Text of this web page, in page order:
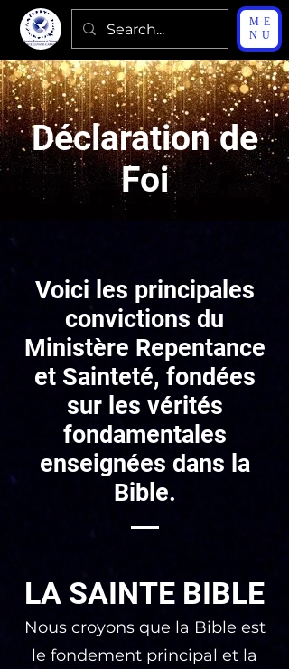
ME
NU
Déclaration de
Foi
Voici les principales
convictions du
Ministère Repentance
et Sainteté, fondées
sur les vérités
fondamentales
enseignées dans la
Bible.
LA SAINTE BIBLE
Nous croyons que la Bible est
le fondement principal et la